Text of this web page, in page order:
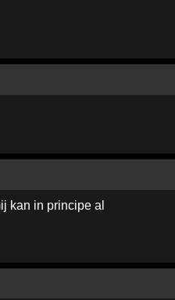
kan in principe al